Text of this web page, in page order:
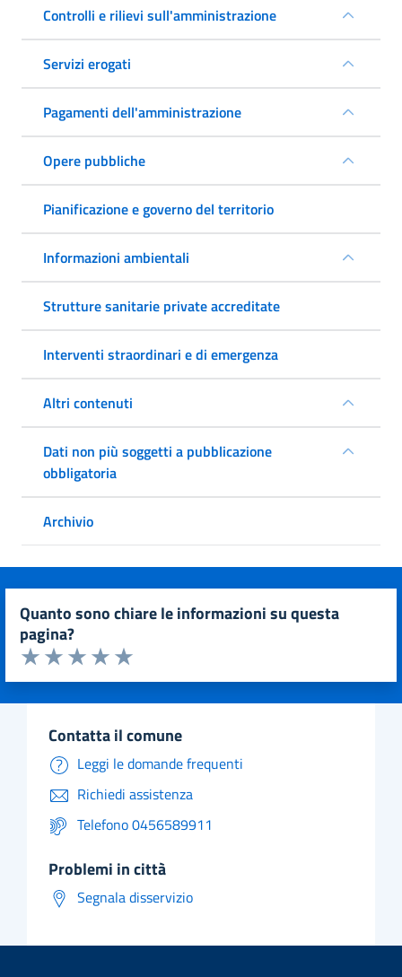
Controlli e rilievi sull'amministrazione
Servizi erogati
Pagamenti dell'amministrazione
Opere pubbliche
Pianificazione e governo del territorio
Informazioni ambientali
Strutture sanitarie private accreditate
Interventi straordinari e di emergenza
Altri contenuti
Dati non più soggetti a pubblicazione
obbligatoria
Archivio
quanto sono chiare le informazioni su questa
pagina?
Valuta da 1 a 5 stelle la pagina
Valuta 5 stelle su 5
Valuta 4 stelle su 5
Valuta 3 stelle su 5
Valuta 2 stelle su 5
Valuta 1 stelle su 5
contatta il comune
Leggi le domande frequenti
Richiedi assistenza
Telefono 0456589911
problemi in città
Segnala disservizio